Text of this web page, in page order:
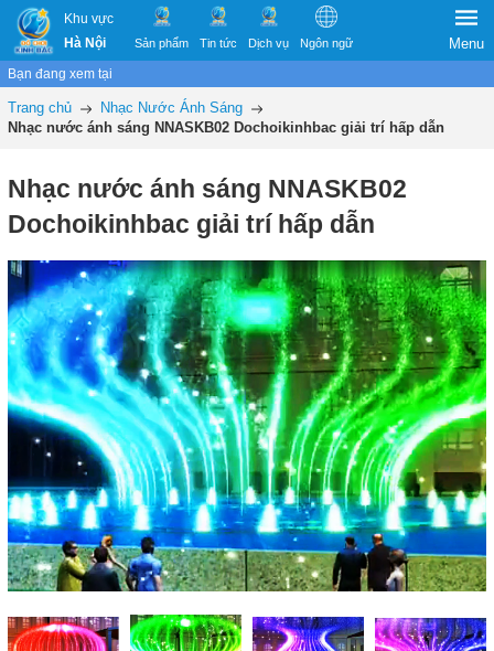
Khu vực
Hà Nội
Sản phẩm Tin tức Dịch vụ Ngôn ngữ Menu
Bạn đang xem tại
Trang chủ
Nhạc Nước Ánh Sáng
Nhạc nước ánh sáng NNASKB02 Dochoikinhbac giải trí hấp dẫn
Nhạc nước ánh sáng NNASKB02
Dochoikinhbac giải trí hấp dẫn